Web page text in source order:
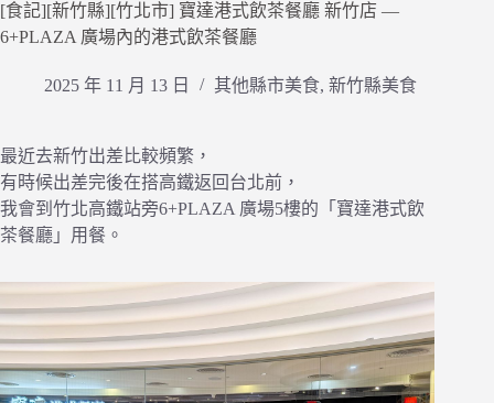
[食記][新竹縣][竹北市] 寶達港式飲茶餐廳 新竹店 —
6+PLAZA 廣場內的港式飲茶餐廳
2025 年 11 月 13 日 其他縣市美食, 新竹縣美食
最近去新竹出差比較頻繁，
有時候出差完後在搭高鐵返回台北前，
我會到竹北高鐵站旁6+PLAZA 廣場5樓的「寶達港式飲
茶餐廳」用餐。